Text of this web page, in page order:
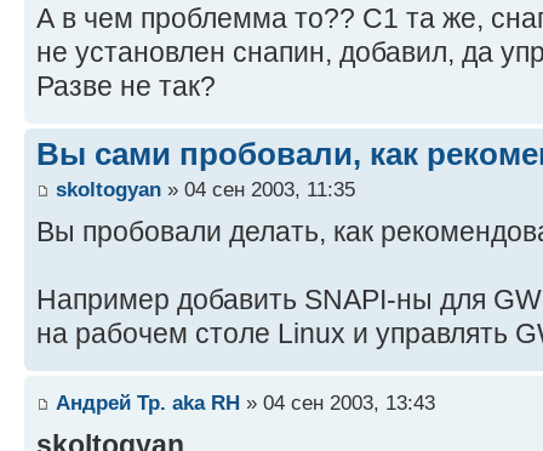
А в чем проблемма то?? С1 та же,
не установлен снапин, добавил, да
Разве не так?
Вы сами пробовали, как
skoltogyan » 04 сен 2003, 11:35
Вы пробовали делать, как
Например добавить SNAPI-ны для
на рабочем столе Linux и управлять
Андрей Тр. aka RH » 04 сен 2003, 13:43